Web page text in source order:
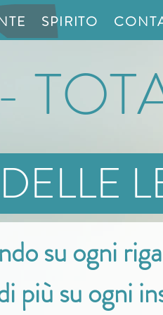
SPIRITO
su ogni
più su ogni